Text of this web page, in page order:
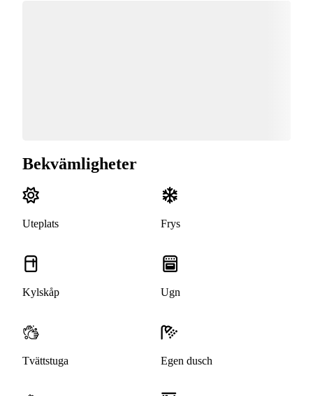
Bekvämligheter
Uteplats Frys
Kylskåp Ugn
Tvättstuga Egen dusch